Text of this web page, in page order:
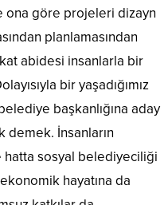
göre projeleri dizayn
planlamasından
abidesi insanlarla bir
bir yaşadığımız
başkanlığına aday
demek. İnsanların
hatta sosyal belediyeciliği
hayatına da